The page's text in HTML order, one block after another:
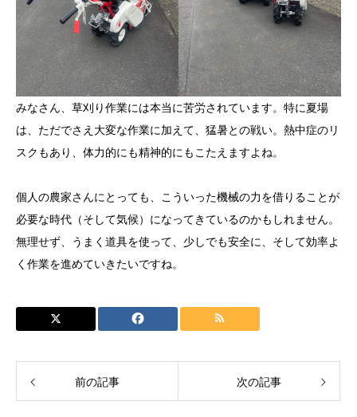
みなさん、草刈り作業には本当に苦労されています。特に夏場
は、ただでさえ大変な作業に加えて、猛暑との戦い。熱中症のリ
スクもあり、体力的にも精神的にもこたえますよね。
個人の農家さんにとっても、こういった機械の力を借りることが
必要な時代（そして気候）になってきているのかもしれません。
無理せず、うまく道具を使って、少しでも安全に、そして効率よ
く作業を進めていきたいですね。
前の記事 次の記事